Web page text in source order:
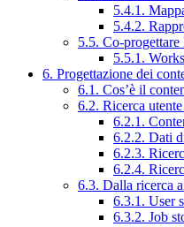
5.4.1.
5.4.2.
5.5. Co-
5.5.1.
6. Progettazione dei
6.1. Cos’è il
6.2. Ricerca
6.2.1.
6.2.2. Dati
6.2.3.
6.2.4.
6.3. Dalla ricerca
6.3.1. User
6.3.2. Job